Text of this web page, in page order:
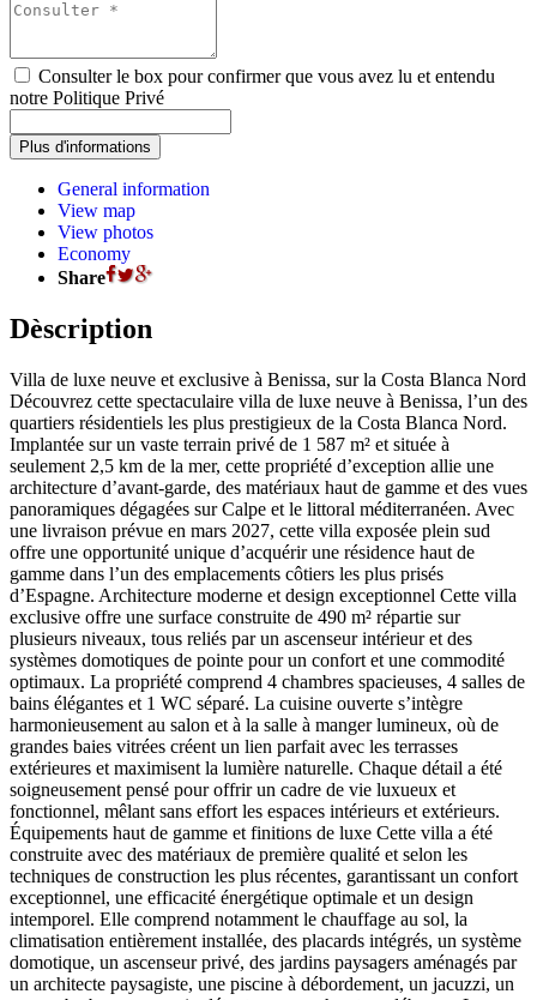
Consulter le box pour confirmer que vous avez lu et entendu
notre Politique Privé
General information
View map
View photos
Economy
Share
Dèscription
Villa de luxe neuve et exclusive à Benissa, sur la Costa Blanca Nord
Découvrez cette spectaculaire villa de luxe neuve à Benissa, l’un des
quartiers résidentiels les plus prestigieux de la Costa Blanca Nord.
Implantée sur un vaste terrain privé de 1 587 m² et située à
seulement 2,5 km de la mer, cette propriété d’exception allie une
architecture d’avant-garde, des matériaux haut de gamme et des vues
panoramiques dégagées sur Calpe et le littoral méditerranéen. Avec
une livraison prévue en mars 2027, cette villa exposée plein sud
offre une opportunité unique d’acquérir une résidence haut de
gamme dans l’un des emplacements côtiers les plus prisés
d’Espagne. Architecture moderne et design exceptionnel Cette villa
exclusive offre une surface construite de 490 m² répartie sur
plusieurs niveaux, tous reliés par un ascenseur intérieur et des
systèmes domotiques de pointe pour un confort et une commodité
optimaux. La propriété comprend 4 chambres spacieuses, 4 salles de
bains élégantes et 1 WC séparé. La cuisine ouverte s’intègre
harmonieusement au salon et à la salle à manger lumineux, où de
grandes baies vitrées créent un lien parfait avec les terrasses
extérieures et maximisent la lumière naturelle. Chaque détail a été
soigneusement pensé pour offrir un cadre de vie luxueux et
fonctionnel, mêlant sans effort les espaces intérieurs et extérieurs.
Équipements haut de gamme et finitions de luxe Cette villa a été
construite avec des matériaux de première qualité et selon les
techniques de construction les plus récentes, garantissant un confort
exceptionnel, une efficacité énergétique optimale et un design
intemporel. Elle comprend notamment le chauffage au sol, la
climatisation entièrement installée, des placards intégrés, un système
domotique, un ascenseur privé, des jardins paysagers aménagés par
un architecte paysagiste, une piscine à débordement, un jacuzzi, un